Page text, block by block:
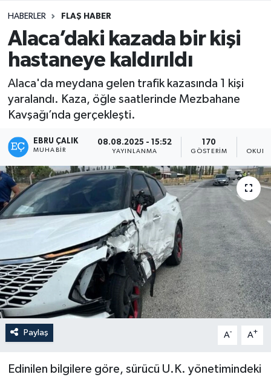
HABERLER FLAŞ HABER
Alaca’daki kazada bir kişi
hastaneye kaldırıldı
Alaca'da meydana gelen trafik kazasında 1 kişi
yaralandı. Kaza, öğle saatlerinde Mezbahane
Kavşağı’nda gerçekleşti.
EBRU ÇALIK
MUHABIR
08.08.2025 - 15:52
YAYINLANMA
170
GÖSTERIM
Paylaş A- A+
Edinilen bilgilere göre, sürücü U.K. yönetimindeki
Haber Arşivi